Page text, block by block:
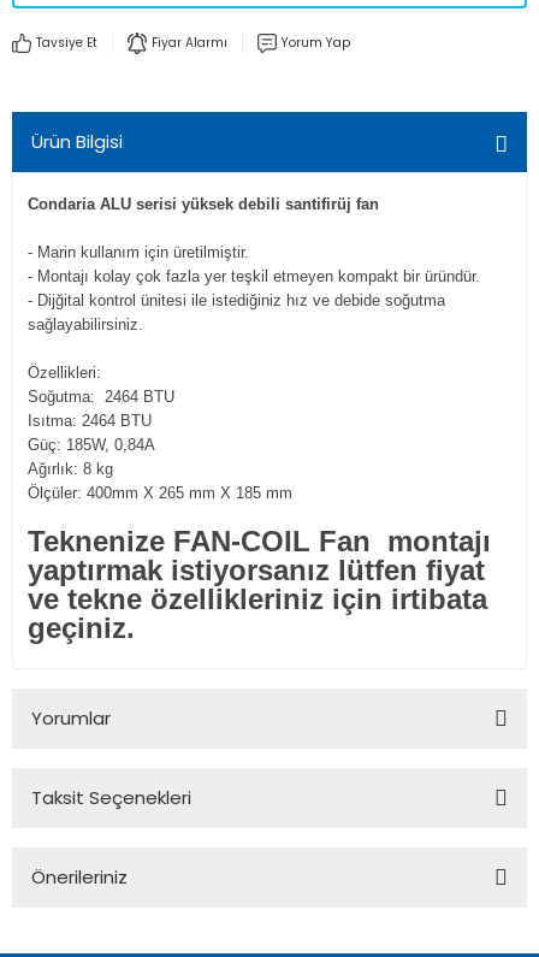
Tavsiye Et Fiyar Alarmı Yorum Yap
Ürün Bilgisi
Condaria ALU serisi yüksek debili santifirüj fan
- Marin kullanım için üretilmiştir.
- Montajı kolay çok fazla yer teşkil etmeyen kompakt bir üründür.
- Dijğital kontrol ünitesi ile istediğiniz hız ve debide soğutma
sağlayabilirsiniz.
Özellikleri:
Soğutma: 2464 BTU
Isıtma: 2464 BTU
Güç: 185W, 0,84A
Ağırlık: 8 kg
Ölçüler: 400mm X 265 mm X 185 mm
Teknenize FAN-COIL Fan montajı
yaptırmak istiyorsanız lütfen fiyat
ve tekne özellikleriniz için irtibata
geçiniz.
Yorumlar
Taksit Seçenekleri
Önerileriniz